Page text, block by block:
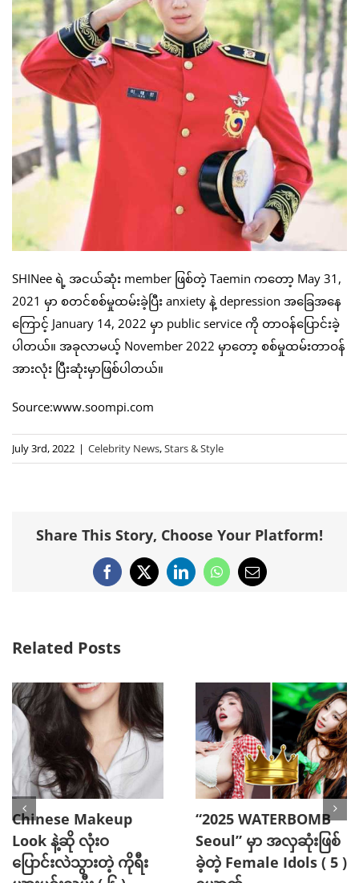
SHINee ရဲ့ အငယ်ဆုံး member ဖြစ်တဲ့ Taemin ကတော့ May 31,
2021 မှာ စတင်စစ်မှုထမ်းခဲ့ပြီး anxiety နဲ့ depression အခြေအနေ
ကြောင့် January 14, 2022 မှာ public service ကို တာဝန်ပြောင်းခဲ့
ပါတယ်။ အခုလာမယ့် November 2022 မှာတော့ စစ်မှုထမ်းတာဝန်
အားလုံး ပြီးဆုံးမှာဖြစ်ပါတယ်။
Source:www.soompi.com
July 3rd, 2022 | Celebrity News,Stars & Style
Share This Story, Choose Your Platform!
Facebook
X LinkedInWhatsApp
Email
Related Posts
“2025 WATERBOMB
Seoul” မှာ Handsome
အဖြစ်ဆုံး Top Stars ( ၅
ပြီးပြည့်စုံတဲ့ခန္ဓာကိုယ်ကို
ရရှိစေဖို့ Vicky
Kaushal ပြောပြတဲ့